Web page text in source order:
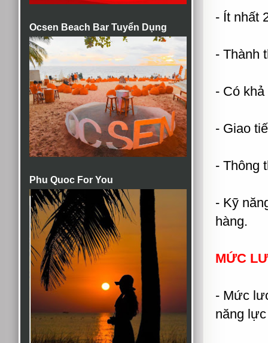
Ocsen Beach Bar Tuyển Dụng
Phu Quoc For You
- Ít nhất
- Thành
- Có
- Giao
- Thông
- Kỹ
hàng.
MỨC
- Mức
năng